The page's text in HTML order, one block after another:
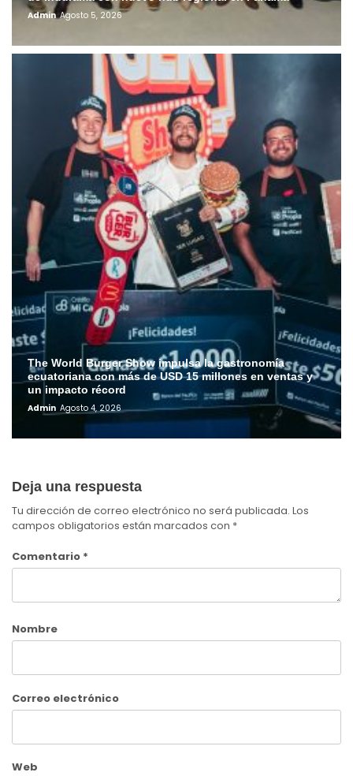
Admin Agosto 5, 2026
The World Burger Show impulsa la gastronomía
ecuatoriana con más de USD 15 millones en ventas y
un impacto récord
Admin Agosto 4, 2026
Deja una respuesta
Tu dirección de correo electrónico no será publicada. Los
campos obligatorios están marcados con *
Comentario *
Nombre
Correo electrónico
Web